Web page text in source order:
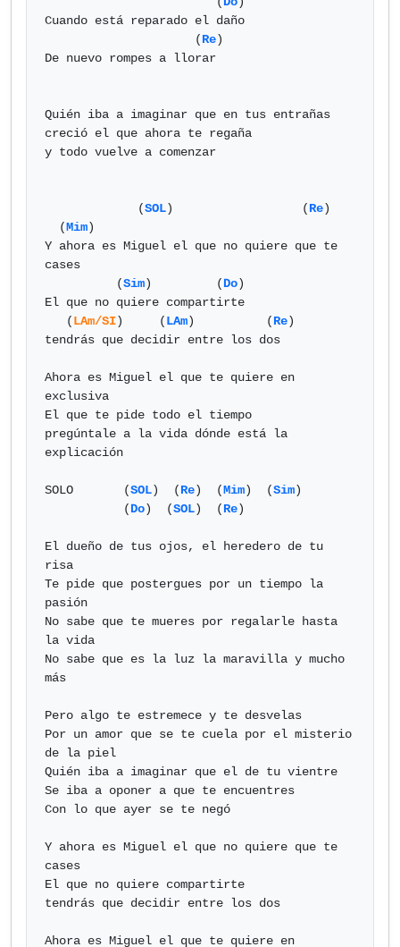
Cuando está reparado el daño
		     (
Re)
De nuevo rompes a llorar
Quién iba a imaginar que en tus entrañas
creció el que ahora te regaña
y todo vuelve a comenzar
	     (
SOL )		    (Re)
  (
Mim)
Y ahora es Miguel el que no quiere que te
cases
	  (
Sim)         (Do)
El que no quiere compartirte
   (
LAm/SI )	(LAm)          (Re)
tendrás que decidir entre los dos
Ahora es Miguel el que te quiere en
exclusiva
El que te pide todo el tiempo
pregúntale a la vida dónde está la
explicación
SOLO	   (SOL)  (Re)  (Mim)  (Sim)
	   (
Do)  (SOL)  (Re)
El dueño de tus ojos, el heredero de tu
risa
Te pide que postergues por un tiempo la
pasión
No sabe que te mueres por regalarle hasta
la vida
No sabe que es la luz la maravilla y mucho
más
Pero algo te estremece y te desvelas
Por un amor que se te cuela por el misterio
de la piel
Quién iba a imaginar que el de tu vientre
Se iba a oponer a que te encuentres
Con lo que ayer se te negó
Y ahora es Miguel el que no quiere que te
cases
El que no quiere compartirte
tendrás que decidir entre los dos
Ahora es Miguel el que te quiere en